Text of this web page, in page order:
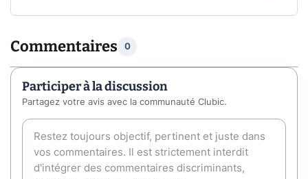
Commentaires 0
Participer à la discussion
Partagez votre avis avec la communauté Clubic.